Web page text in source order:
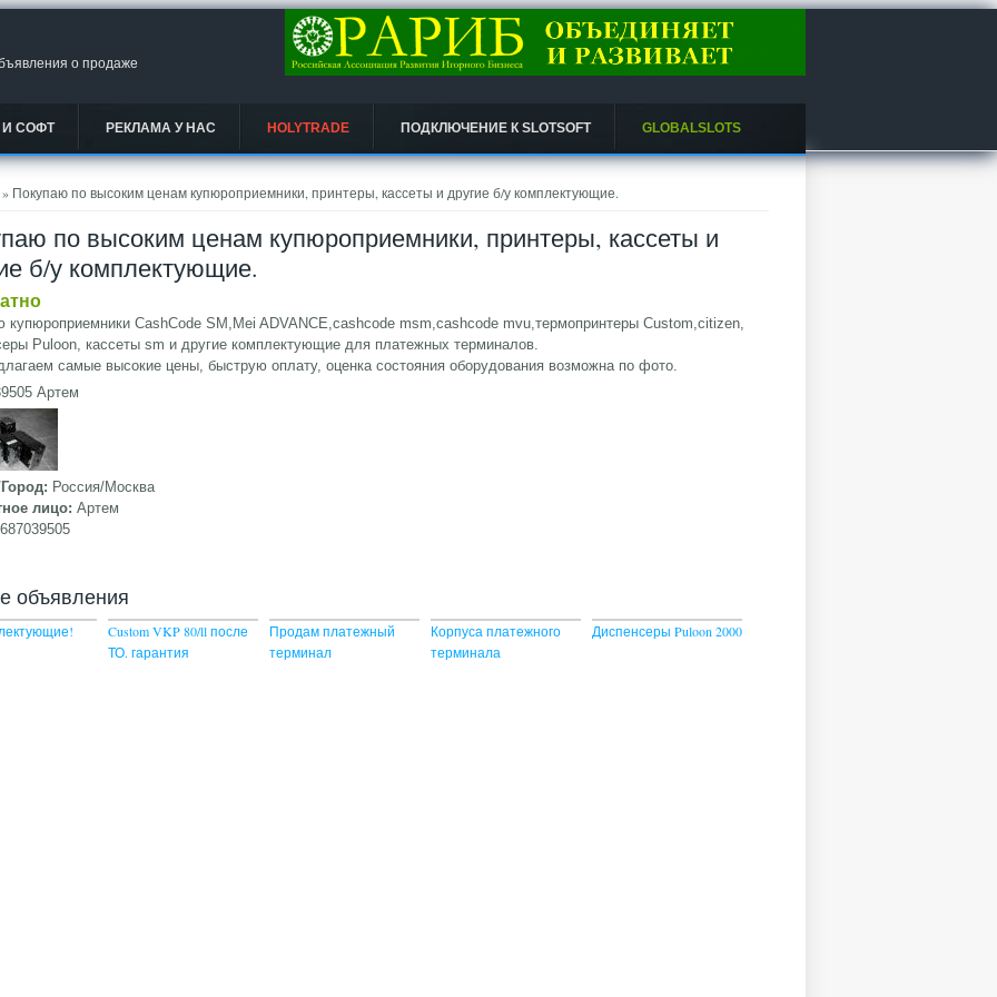
о продаже
СОФТ РЕКЛАМА У НАС HOLYTRADE ПОДКЛЮЧЕНИЕ К SLOTSOFT GLOBALSLOTS
» Покупаю по высоким ценам купюроприемники, принтеры, кассеты и другие б/у комплектующие.
по высоким ценам купюроприемники, принтеры, кассеты и
б/у комплектующие.
купюроприемники CashCode SM,Mei ADVANCE,cashcode msm,cashcode mvu,термопринтеры Custom,citizen,
Puloon, кассеты sm и другие комплектующие для платежных терминалов.
самые высокие цены, быструю оплату, оценка состояния оборудования возможна по фото.
Артем
Россия/Москва
лицо:Артем
объявления
Custom VKP 80/ll после
ТО. гарантия
Продам платежный
терминал
Корпуса платежного
терминала
Диспенсеры Puloon 2000